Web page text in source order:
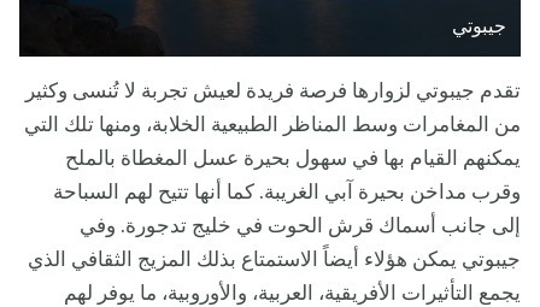
جيبوتي
تقدم جيبوتي لزوارها فرصة فريدة لعيش تجربة لا تُنسى وكثير
من المغامرات وسط المناظر الطبيعية الخلابة، ومنها تلك التي
يمكنهم القيام بها في سهول بحيرة عسل المغطاة بالملح
وقرب مداخن بحيرة آبي الغريبة. كما أنها تتيح لهم السباحة
إلى جانب أسماك قرش الحوت في خليج تدجورة. وفي
جيبوتي يمكن هؤلاء أيضاً الاستمتاع بذلك المزيج الثقافي الذي
يجمع التأثيرات الأفريقية، العربية، والأوروبية، ما يوفر لهم